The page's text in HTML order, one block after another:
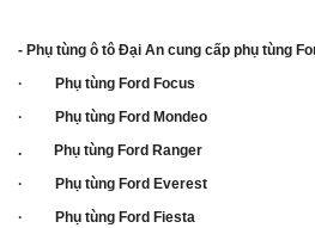
- Phụ tùng ô tô Đại An cung cấp phụ tùng
· Phụ tùng Ford Focus
· Phụ tùng Ford Mondeo
. Phụ tùng Ford Ranger
· Phụ tùng Ford Everest
· Phụ tùng Ford Fiesta